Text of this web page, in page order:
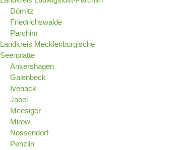
Dömitz
Friedrichswalde
Parchim
Landkreis Mecklenburgische
Seenplatte
Ankershagen
Galenbeck
Ivenack
Jabel
Meesiger
Mirow
Nossendorf
Penzlin